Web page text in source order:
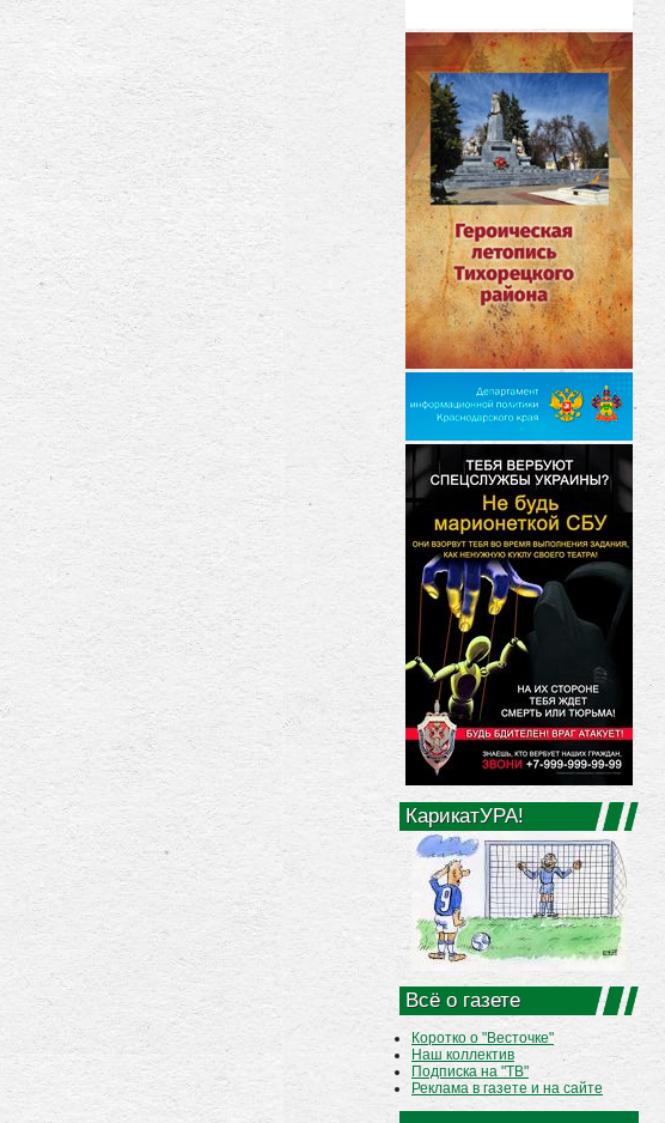
КарикатУРА!
Всё о газете
Коротко о "Весточке"
Наш коллектив
Подписка на "ТВ"
Реклама в газете и на сайте